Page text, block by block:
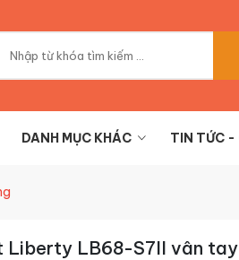
DANH MỤC KHÁC TIN TỨC -
Liberty LB68-S7II vân